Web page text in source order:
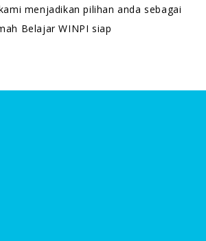
menjadikan pilihan anda sebagai
Belajar WINPI siap